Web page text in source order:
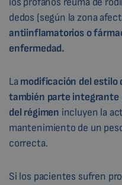
dedos (según la zona
antiinflamatorios o
enfermedad.
Lamodificación del estilo
también parte
del régimen incluyen la
mantenimiento de un
correcta.
Si los pacientes sufren